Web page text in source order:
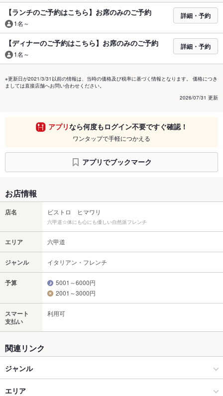
【ランチのご予約はこちら】お席のみのご予約
1名～
詳細・予約
【ディナーのご予約はこちら】お席のみのご予約
1名～
詳細・予約
※更新日が2021/3/31以前の情報は、当時の価格及び税率に基づく情報となります。 価格につき
ましては直接店舗へお問い合わせください。
2026/07/31 更新
アプリなら何度もログイン不要ですぐ確認！
ワンタップで手軽につかえる
アプリでブックマーク
お店情報
店名 ビストロ ヒマワリ
六甲道☆体にも心にも優しい自然派フレンチ
エリア 六甲道
ジャンル イタリアン・フレンチ
予算
5001～6000円
2001～3000円
スマート
支払い
利用可
関連リンク
ジャンル
イタリアン・フレンチ
エリア